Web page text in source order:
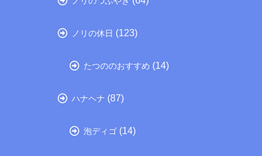
ノリの休日 (123)
たつののおすすめ (14)
ハナヘナ (87)
泡ディゴ (14)